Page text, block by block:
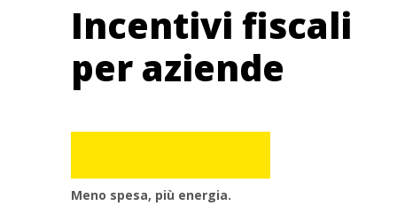
Incentivi fiscali
per aziende
Meno spesa, più energia.